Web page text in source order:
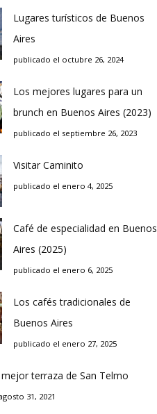
Lugares turísticos de Buenos
Aires
publicado el octubre 26, 2024
Los mejores lugares para un
brunch en Buenos Aires (2023)
publicado el septiembre 26, 2023
Visitar Caminito
publicado el enero 4, 2025
Café de especialidad en Buenos
Aires (2025)
publicado el enero 6, 2025
Los cafés tradicionales de
Buenos Aires
publicado el enero 27, 2025
terraza de San Telmo
31, 2021